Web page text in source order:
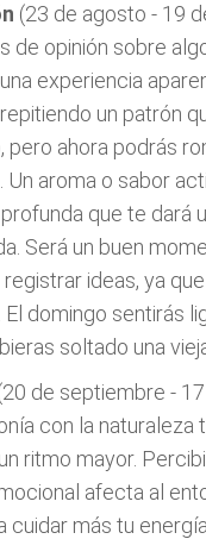
(23 de agosto - 19
de opinión sobre
experiencia
un patrón
pero ahora podrás
Un aroma o sabor
que te dará
Será un buen
ideas, ya
domingo sentirás
soltado una
de septiembre -
con la naturaleza
ritmo mayor.
afecta al
cuidar más tu